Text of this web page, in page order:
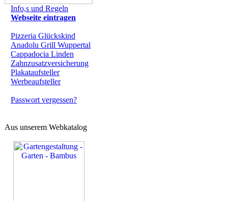
Info,s und Regeln
Webseite eintragen
Pizzeria Glückskind
Anadolu Grill Wuppertal
Cappadocia Linden
Zahnzusatzversicherung
Plakataufsteller
Werbeaufsteller
Passwort vergessen?
Aus unserem Webkatalog